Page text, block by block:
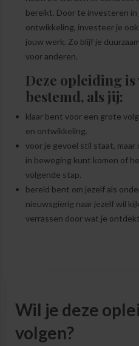
bereikt. Door te investeren in
ontwikkeling, investeer je
jouw werk. Zo blijf je
voor anderen.
Deze opleiding is
bestemd, als jij:
klaar bent voor een grote
en ontwikkeling.
voor je gevoel stil staat,
in beweging kunt komen of
volgende stap.
bereid bent om jezelf als
nieuwsgierig naar jezelf wil
verrassen door wat je
Wil je deze
volgen?